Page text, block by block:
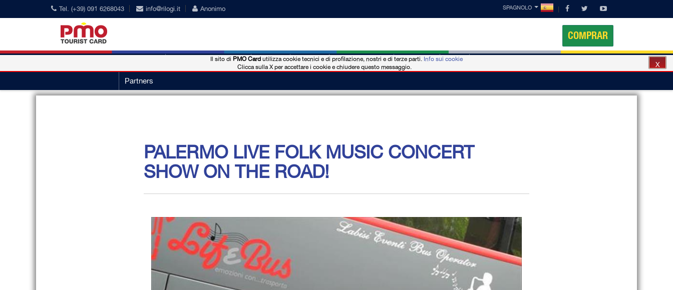
Tel. (+39) 091 6268043 info@rilogi.it Anonimo SPAGNOLO
COMPRAR
Nuestros convenios Noticias Eventos Dónde comprar Hotel-b&b Móvil
Partners
PALERMO LIVE FOLK MUSIC CONCERT
SHOW ON THE ROAD!
Il sito di PMO Card utilizza cookie tecnici e di profilazione, nostri e di terze parti. Info sui cookie
Clicca sulla X per accettare i cookie e chiudere questo messaggio.
X